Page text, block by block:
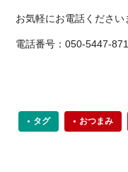
お気軽にお電話ください
電話番号：050-5447-
タグ おつまみ